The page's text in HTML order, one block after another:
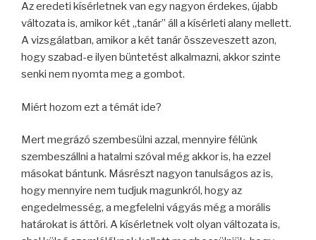
Az eredeti kísérletnek van egy nagyon érdekes, újabb
változata is, amikor két „tanár” áll a kísérleti alany mellett.
A vizsgálatban, amikor a két tanár összeveszett azon,
hogy szabad-e ilyen büntetést alkalmazni, akkor szinte
senki nem nyomta meg a gombot.
Miért hozom ezt a témát ide?
Mert megrázó szembesülni azzal, mennyire félünk
szembeszállni a hatalmi szóval még akkor is, ha ezzel
másokat bántunk. Másrészt nagyon tanulságos az is,
hogy mennyire nem tudjuk magunkról, hogy az
engedelmesség, a megfelelni vágyás még a morális
határokat is áttöri. A kísérletnek volt olyan változata is,